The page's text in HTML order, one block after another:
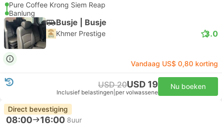
Pure Coffee Krong Siem Reap
Banlung
Busje | Busje
Khmer Prestige 3.0
Vandaag US$ 0,80 korting
USD 20USD 19
Inclusief belastingen per volwassene
Nu boeken
Direct bevestiging
08:00 16:00 8uur